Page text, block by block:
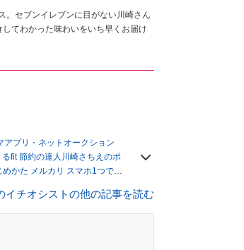
。セブンイレブンに目がない川崎さん
てわかった味わいをいち早くお届け
アプリ・ネットオークション
るfit 節約の達人川崎さちえのポ
めかた メルカリ スマホ1つでス
り、家にいながら、しかも空
札者として参加。その後、出
なる」という考えを持つ。ま
イチオシストの他の記事を読む